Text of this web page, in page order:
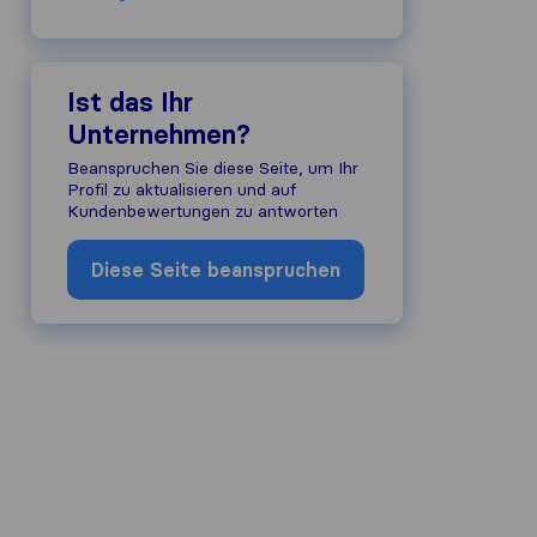
eines Umzugsunternehmens
der anderen Plattformen
von Sirelo unterliegen
Ist das Ihr
Unternehmen?
Beanspruchen Sie diese Seite, um Ihr
Profil zu aktualisieren und auf
Kundenbewertungen zu antworten
Diese Seite beanspruchen